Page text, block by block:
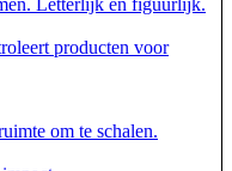
om te schalen.